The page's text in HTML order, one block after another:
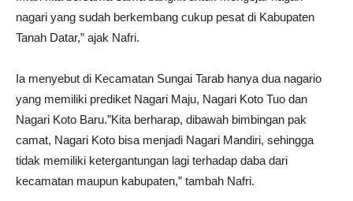
nagari yang sudah berkembang cukup pesat di Kabupaten
Tanah Datar,” ajak Nafri.
Ia menyebut di Kecamatan Sungai Tarab hanya dua nagario
yang memiliki prediket Nagari Maju, Nagari Koto Tuo dan
Nagari Koto Baru.”Kita berharap, dibawah bimbingan pak
camat, Nagari Koto bisa menjadi Nagari Mandiri, sehingga
tidak memiliki ketergantungan lagi terhadap daba dari
kecamatan maupun kabupaten,” tambah Nafri.